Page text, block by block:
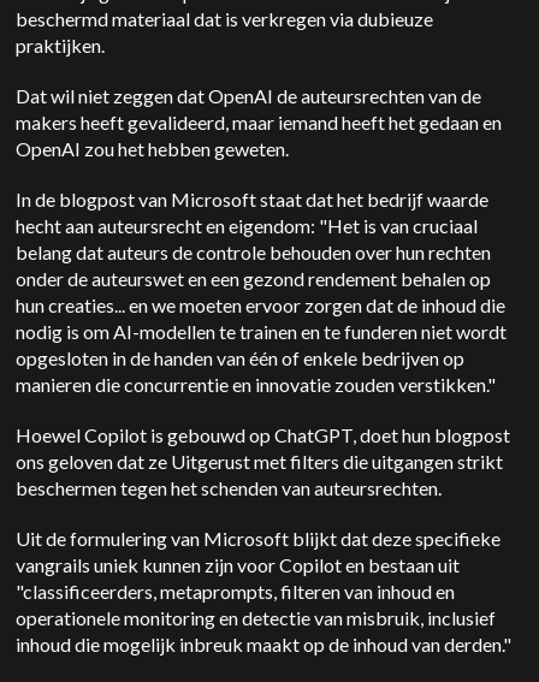
beschermd materiaal dat is verkregen via dubieuze
praktijken.
Dat wil niet zeggen dat OpenAI de auteursrechten van de
makers heeft gevalideerd, maar iemand heeft het gedaan en
OpenAI zou het hebben geweten.
In de blogpost van Microsoft staat dat het bedrijf waarde
hecht aan auteursrecht en eigendom: "Het is van cruciaal
belang dat auteurs de controle behouden over hun rechten
onder de auteurswet en een gezond rendement behalen op
hun creaties... en we moeten ervoor zorgen dat de inhoud die
nodig is om AI-modellen te trainen en te funderen niet wordt
opgesloten in de handen van één of enkele bedrijven op
manieren die concurrentie en innovatie zouden verstikken."
Hoewel Copilot is gebouwd op ChatGPT, doet hun blogpost
ons geloven dat ze Uitgerust met filters die uitgangen strikt
beschermen tegen het schenden van auteursrechten.
Uit de formulering van Microsoft blijkt dat deze specifieke
vangrails uniek kunnen zijn voor Copilot en bestaan uit
"classificeerders, metaprompts, filteren van inhoud en
operationele monitoring en detectie van misbruik, inclusief
inhoud die mogelijk inbreuk maakt op de inhoud van derden."